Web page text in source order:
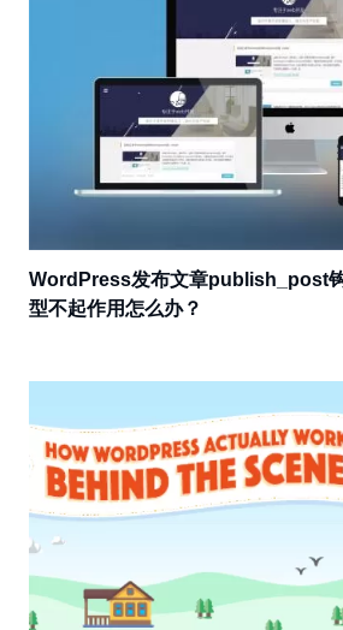
WordPress发布文章publish_post
型不起作用怎么办？